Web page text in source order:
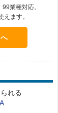
業種対応。
ます。
れる